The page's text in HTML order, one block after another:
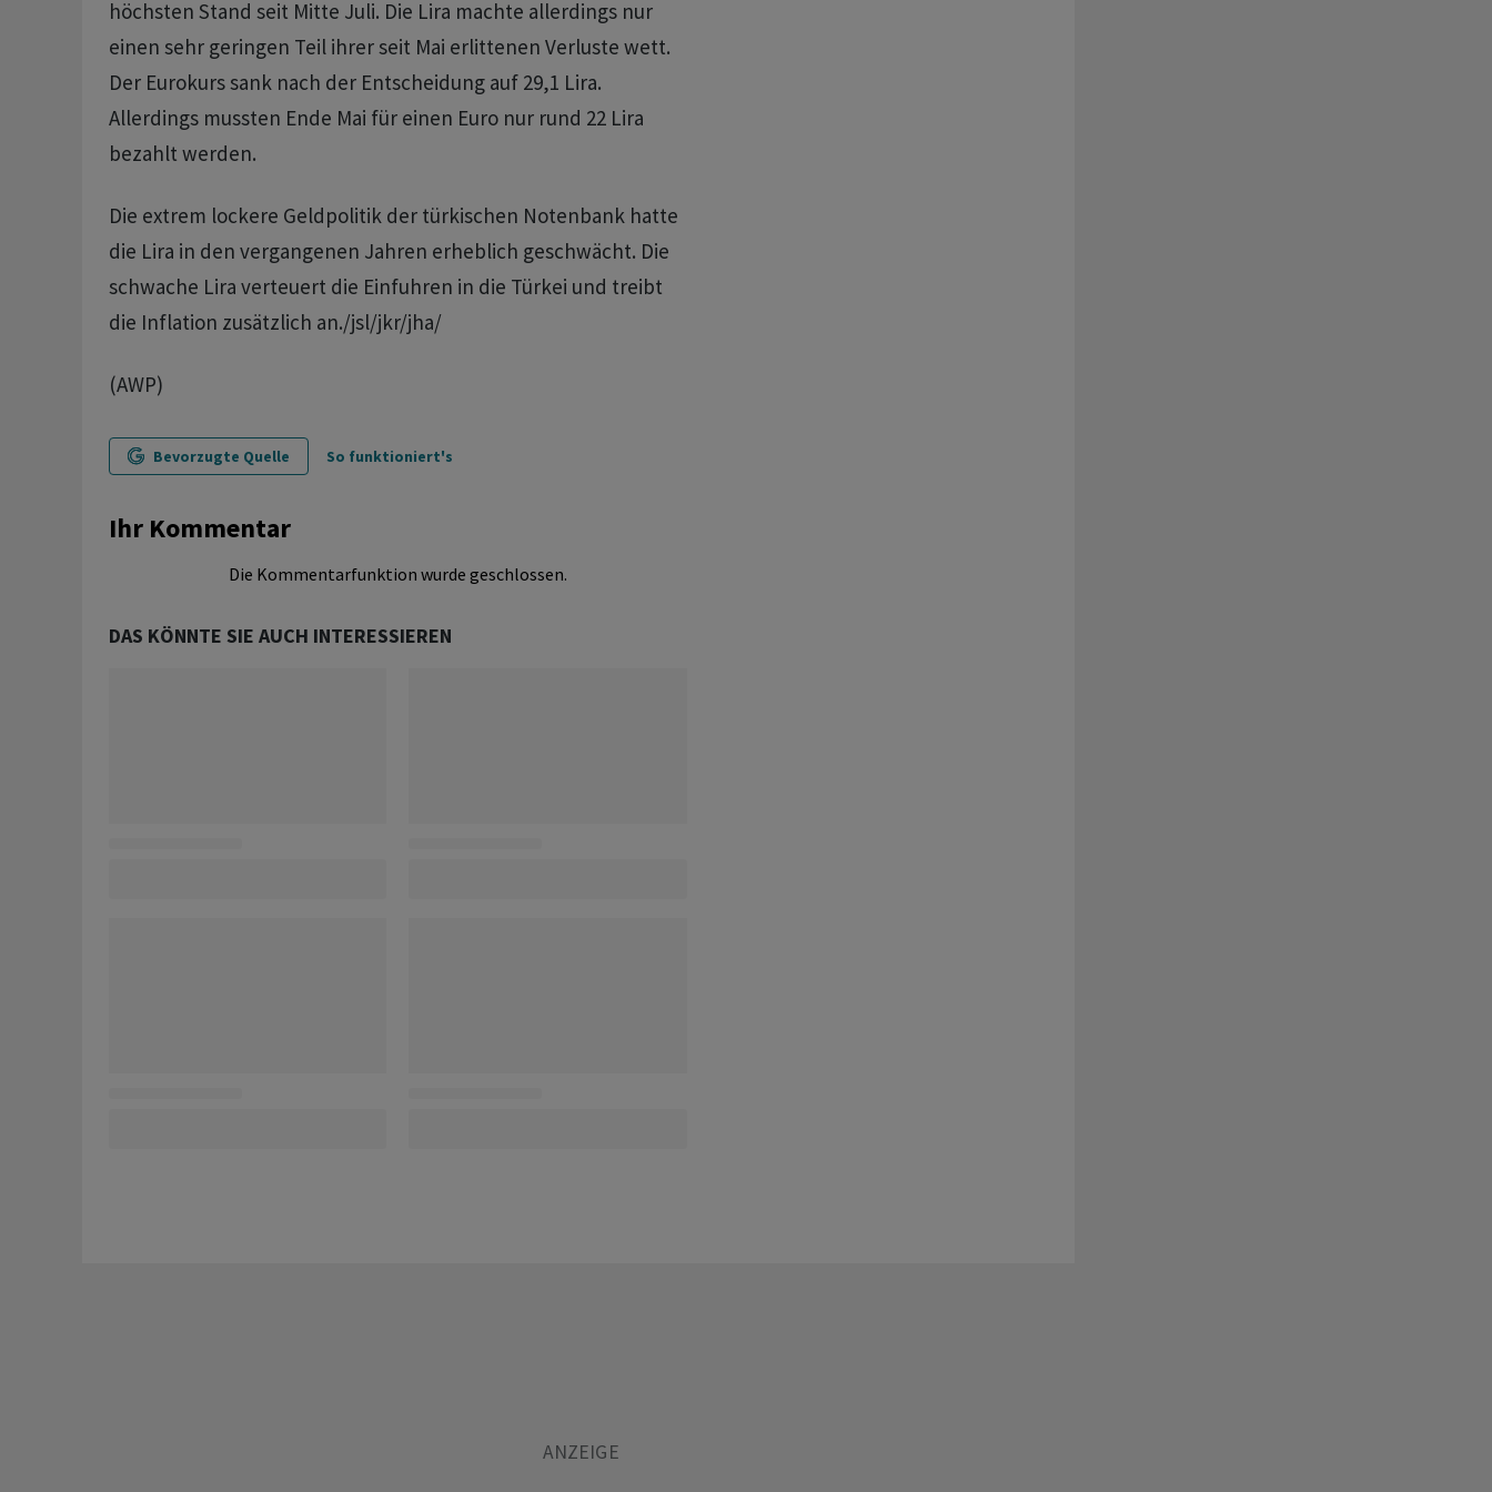
höchsten Stand seit Mitte Juli. Die Lira machte allerdings nur
einen sehr geringen Teil ihrer seit Mai erlittenen Verluste wett.
Der Eurokurs sank nach der Entscheidung auf 29,1 Lira.
Allerdings mussten Ende Mai für einen Euro nur rund 22 Lira
bezahlt werden.
Die extrem lockere Geldpolitik der türkischen Notenbank hatte
die Lira in den vergangenen Jahren erheblich geschwächt. Die
schwache Lira verteuert die Einfuhren in die Türkei und treibt
die Inflation zusätzlich an./jsl/jkr/jha/
(AWP)
Bevorzugte Quelle So funktioniert's
Ihr Kommentar
Die Kommentarfunktion wurde geschlossen.
DAS KÖNNTE SIE AUCH INTERESSIEREN